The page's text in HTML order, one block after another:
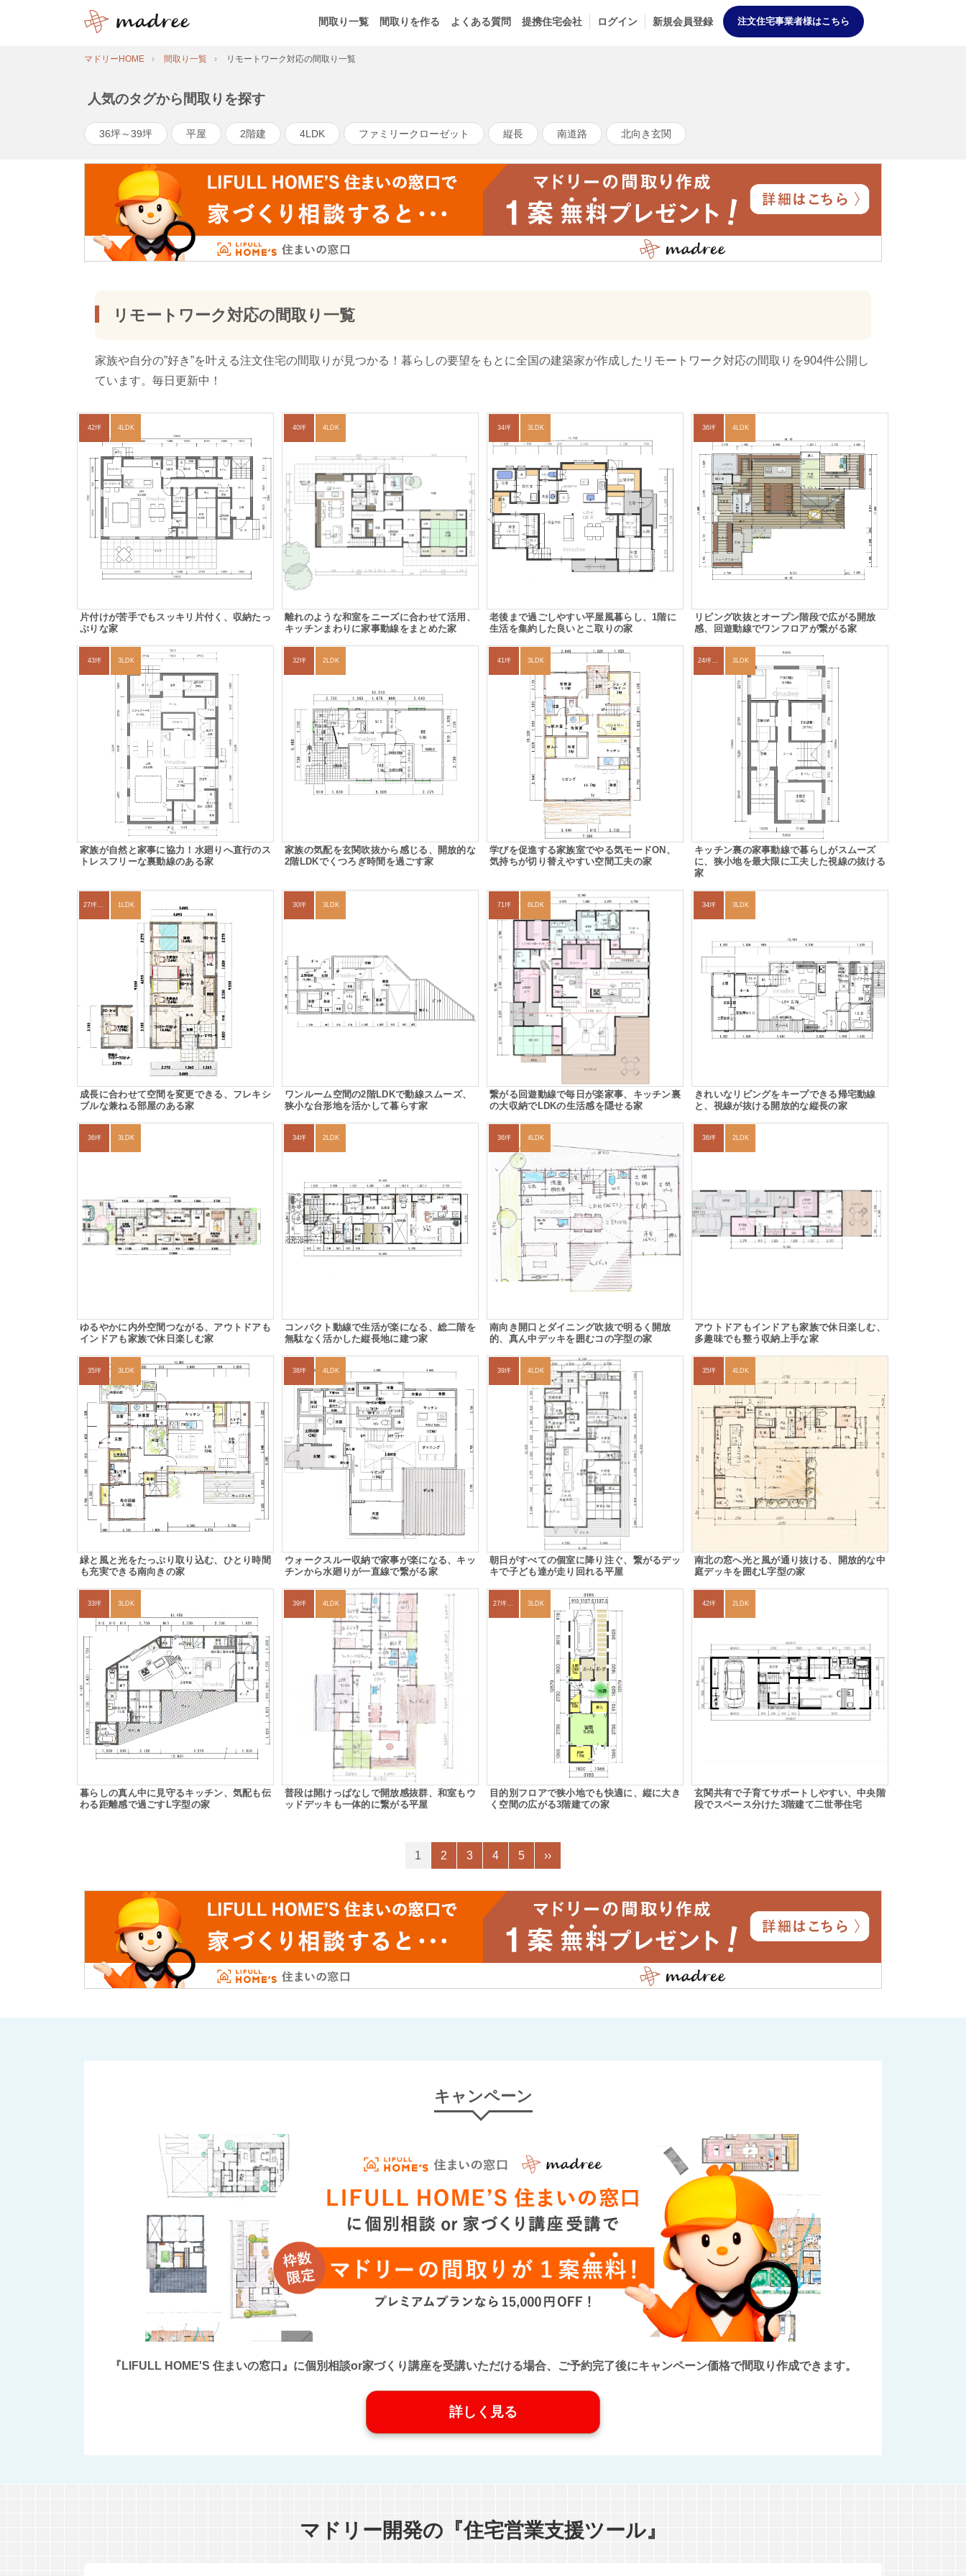
間取り一覧 間取りを作る よくある質問 提携住宅会社 ログイン 新規会員登録 注文住宅事業者様はこちら
マドリーHOME 間取り一覧 リモートワーク対応の間取り一覧
人気のタグから間取りを探す
36坪～39坪 平屋 2階建 4LDK ファミリークローゼット 縦長 南道路 北向き玄関
リモートワーク対応の間取り一覧
家族や自分の”好き”を叶える注文住宅の間取りが見つかる！暮らしの要望をもとに全国の建築家が作成したリモートワーク対応の間取りを904件公開し
ています。毎日更新中！
42坪 4LDK
片付けが苦手でもスッキリ片付く、収納たっ
ぷりな家
40坪 4LDK
離れのような和室をニーズに合わせて活用、
キッチンまわりに家事動線をまとめた家
34坪 3LDK
老後まで過ごしやすい平屋風暮らし、1階に
生活を集約した良いとこ取りの家
36坪 4LDK
リビング吹抜とオープン階段で広がる開放
感、回遊動線でワンフロアが繋がる家
43坪 3LDK
家族が自然と家事に協力！水廻りへ直行のス
トレスフリーな裏動線のある家
32坪 2LDK
家族の気配を玄関吹抜から感じる、開放的な
2階LDKでくつろぎ時間を過ごす家
41坪 3LDK
学びを促進する家族室でやる気モードON、
気持ちが切り替えやすい空間工夫の家
3LDK
キッチン裏の家事動線で暮らしがスムーズ
に、狭小地を最大限に工夫した視線の抜ける
家
1LDK
成長に合わせて空間を変更できる、フレキシ
ブルな兼ねる部屋のある家
30坪 3LDK
ワンルーム空間の2階LDKで動線スムーズ、
狭小な台形地を活かして暮らす家
71坪 6LDK
繋がる回遊動線で毎日が楽家事、キッチン裏
の大収納でLDKの生活感を隠せる家
34坪 3LDK
きれいなリビングをキープできる帰宅動線
と、視線が抜ける開放的な縦長の家
36坪 3LDK
ゆるやかに内外空間つながる、アウトドアも
インドアも家族で休日楽しむ家
34坪 2LDK
コンパクト動線で生活が楽になる、総二階を
無駄なく活かした縦長地に建つ家
36坪 4LDK
南向き開口とダイニング吹抜で明るく開放
的、真ん中デッキを囲むコの字型の家
36坪 2LDK
アウトドアもインドアも家族で休日楽しむ、
多趣味でも整う収納上手な家
35坪 3LDK
緑と風と光をたっぷり取り込む、ひとり時間
も充実できる南向きの家
38坪 4LDK
ウォークスルー収納で家事が楽になる、キッ
チンから水廻りが一直線で繋がる家
39坪 4LDK
朝日がすべての個室に降り注ぐ、繋がるデッ
キで子ども達が走り回れる平屋
35坪 4LDK
南北の窓へ光と風が通り抜ける、開放的な中
庭デッキを囲むL字型の家
33坪 3LDK
暮らしの真ん中に見守るキッチン、気配も伝
わる距離感で過ごすL字型の家
39坪 4LDK
普段は開けっぱなしで開放感抜群、和室もウ
ッドデッキも一体的に繋がる平屋
3LDK
目的別フロアで狭小地でも快適に、縦に大き
く空間の広がる3階建ての家
42坪 2LDK
玄関共有で子育てサポートしやすい、中央階
段でスペース分けた3階建て二世帯住宅
1 2 3 4 5 ››
キャンペーン
『LIFULL HOME'S 住まいの窓口』に個別相談or家づくり講座を受講いただける場合、ご予約完了後にキャンペーン価格で間取り作成できます。
詳しく見る
マドリー開発の『住宅営業支援ツール』